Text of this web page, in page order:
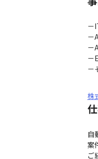
－
－
－
－
－
株
自
案
ご